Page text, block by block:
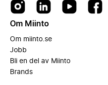
Om Miinto
Om miinto.se
Jobb
Bli en del av Miinto
Brands